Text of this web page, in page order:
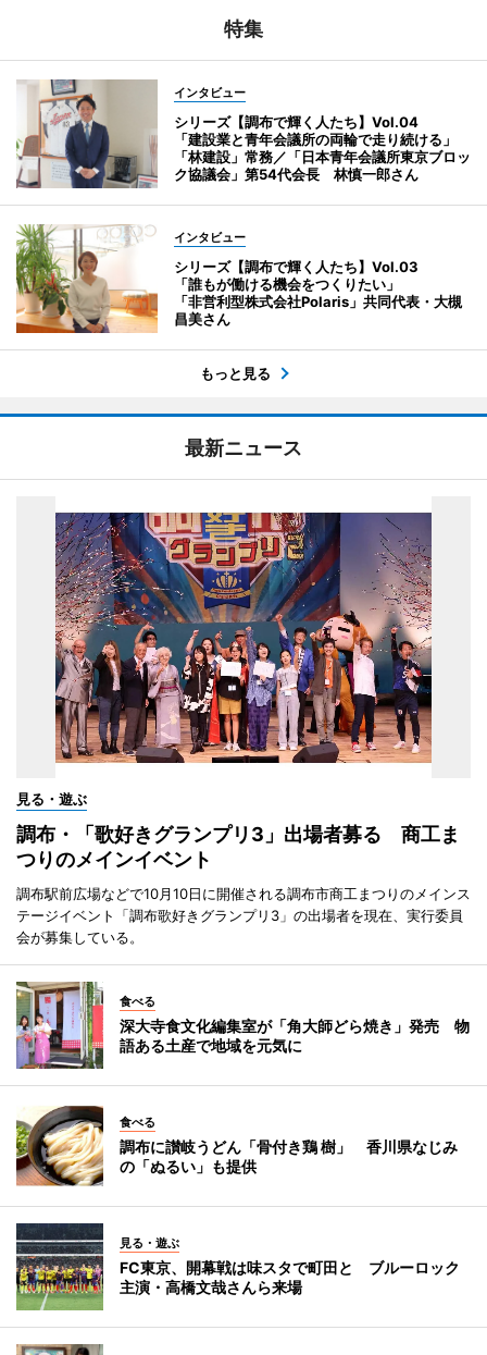
特集
インタビュー
シリーズ【調布で輝く人たち】Vol.04
「建設業と青年会議所の両輪で走り続ける」
「林建設」常務／「日本青年会議所東京ブロッ
ク協議会」第54代会長 林慎一郎さん
インタビュー
シリーズ【調布で輝く人たち】Vol.03
「誰もが働ける機会をつくりたい」
「非営利型株式会社Polaris」共同代表・大槻
昌美さん
もっと見る
最新ニュース
見る・遊ぶ
調布・「歌好きグランプリ3」出場者募る 商工ま
つりのメインイベント
調布駅前広場などで10月10日に開催される調布市商工まつりのメインス
テージイベント「調布歌好きグランプリ3」の出場者を現在、実行委員
会が募集している。
食べる
深大寺食文化編集室が「角大師どら焼き」発売 物
語ある土産で地域を元気に
食べる
調布に讃岐うどん「骨付き鶏 樹」 香川県なじみ
の「ぬるい」も提供
見る・遊ぶ
FC東京、開幕戦は味スタで町田と ブルーロック
主演・高橋文哉さんら来場